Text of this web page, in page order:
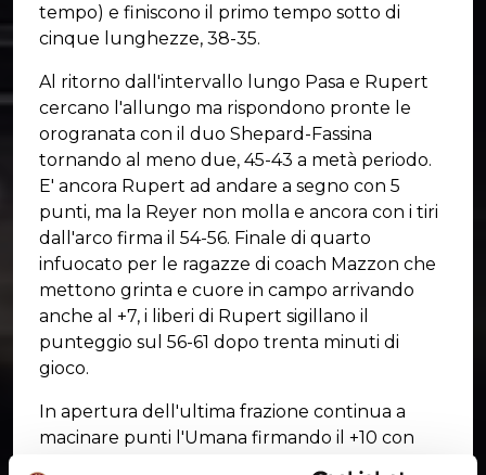
tempo) e finiscono il primo tempo sotto di
cinque lunghezze, 38-35.
Al ritorno dall'intervallo lungo Pasa e Rupert
cercano l'allungo ma rispondono pronte le
orogranata con il duo Shepard-Fassina
tornando al meno due, 45-43 a metà periodo.
E' ancora Rupert ad andare a segno con 5
punti, ma la Reyer non molla e ancora con i tiri
dall'arco firma il 54-56. Finale di quarto
infuocato per le ragazze di coach Mazzon che
mettono grinta e cuore in campo arrivando
anche al +7, i liberi di Rupert sigillano il
punteggio sul 56-61 dopo trenta minuti di
gioco.
In apertura dell'ultima frazione continua a
macinare punti l'Umana firmando il +10 con